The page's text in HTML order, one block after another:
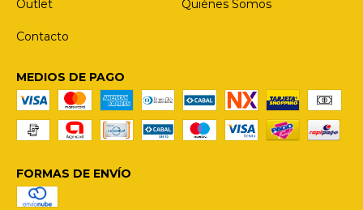
Outlet Quiénes Somos
Contacto
MEDIOS DE PAGO
FORMAS DE ENVÍO